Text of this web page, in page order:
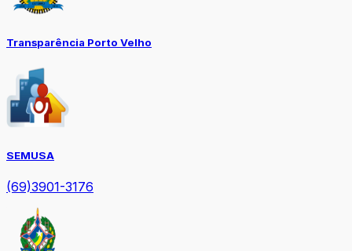
Transparência Porto Velho
SEMUSA
(69)3901-3176